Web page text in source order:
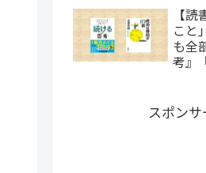
【
こと
も全
考』
スポン